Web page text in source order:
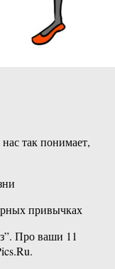
так понимает,
привычках
Про ваши 11